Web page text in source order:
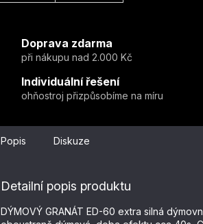
Doprava zdarma
při nákupu nad 2.000 Kč
Individuální řešení
ohňostroj přizpůsobíme na míru
Popis Diskuze
Detailní popis produktu
DÝMOVÝ GRANÁT ED-60 extra silná